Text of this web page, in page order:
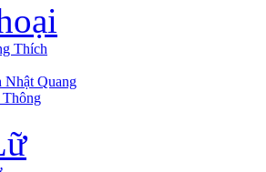
Thích
Quang